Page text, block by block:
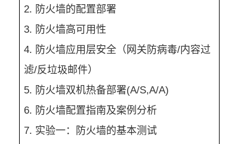
2. 防火墙的配置部署
3. 防火墙高可用性
4. 防火墙应用层安全（网关防病毒/内容过
滤/反垃圾邮件）
5. 防火墙双机热备部署(A/S,A/A)
6. 防火墙配置指南及案例分析
7. 实验一：防火墙的基本测试